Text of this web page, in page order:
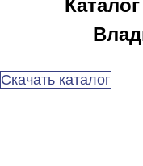
Скачать каталог